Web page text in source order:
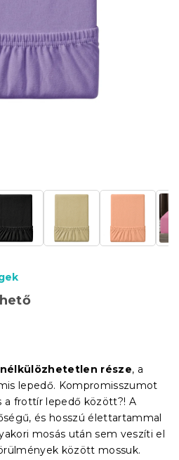
része, a
lepedő. Kompromisszumot
a frottír lepedő között?! A
és hosszú élettartammal
mosás után sem veszíti el
között mossuk.